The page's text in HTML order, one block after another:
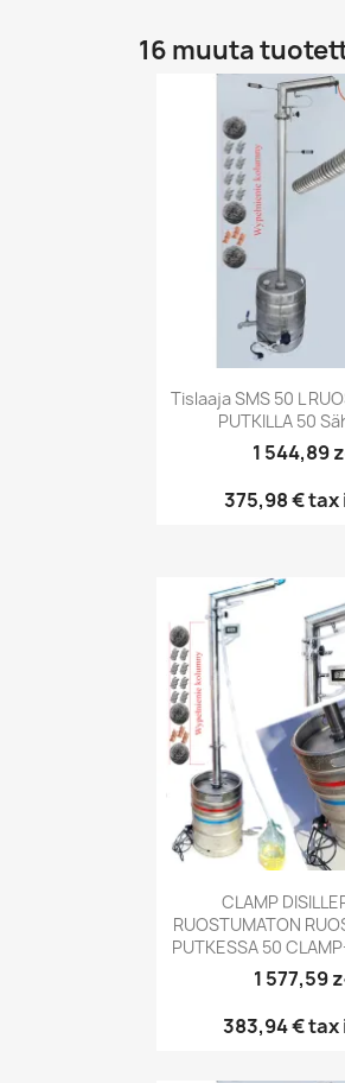
16 muuta

Tislaaja SMS 50 L
PUTKILLA 50
1 544,89
375,98 €tax

CLAMP
RUOSTUMATON
PUTKESSA 50
1 577,59
383,94 €tax